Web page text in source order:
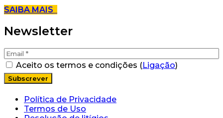
SAIBA MAIS
Newsletter
Aceito os termos e condições (Ligação)
Política de Privacidade
Termos de Uso